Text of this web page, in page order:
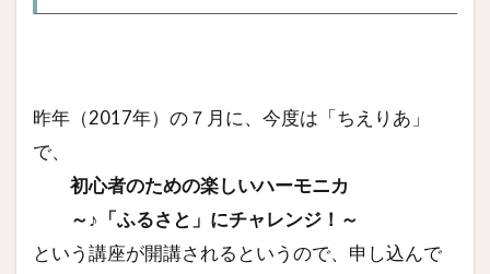
昨年（2017年）の７月に、今度は「ちえりあ」
で、
初心者のための楽しいハーモニカ
～♪「ふるさと」にチャレンジ！～
という講座が開講されるというので、申し込んで